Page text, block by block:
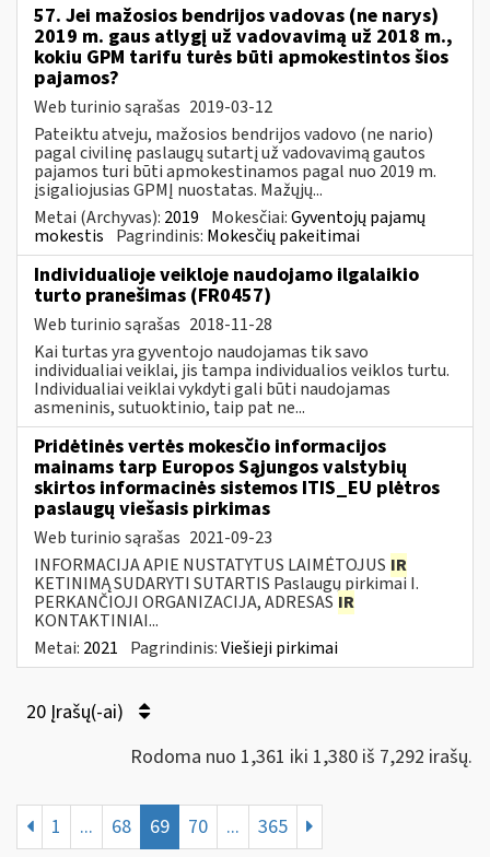
57. Jei mažosios bendrijos vadovas (ne narys)
2019 m. gaus atlygį už vadovavimą už 2018 m.,
kokiu GPM tarifu turės būti apmokestintos šios
pajamos?
Web turinio sąrašas 2019-03-12
Pateiktu atveju, mažosios bendrijos vadovo (ne nario)
pagal civilinę paslaugų sutartį už vadovavimą gautos
pajamos turi būti apmokestinamos pagal nuo 2019 m.
įsigaliojusias GPMĮ nuostatas. Mažųjų...
Metai (Archyvas): 2019 Mokesčiai:Gyventojų pajamų
mokestis Pagrindinis: Mokesčių pakeitimai
Individualioje veikloje naudojamo ilgalaikio
turto pranešimas (FR0457)
Web turinio sąrašas 2018-11-28
Kai turtas yra gyventojo naudojamas tik savo
individualiai veiklai, jis tampa individualios veiklos turtu.
Individualiai veiklai vykdyti gali būti naudojamas
asmeninis, sutuoktinio, taip pat ne...
Pridėtinės vertės mokesčio informacijos
mainams tarp Europos Sąjungos valstybių
skirtos informacinės sistemos ITIS_EU plėtros
paslaugų viešasis pirkimas
Web turinio sąrašas 2021-09-23
INFORMACIJA APIE NUSTATYTUS LAIMĖTOJUS IR
KETINIMĄ SUDARYTI SUTARTIS Paslaugų pirkimai I.
PERKANČIOJI ORGANIZACIJA, ADRESAS IR
KONTAKTINIAI...
Metai: 2021 Pagrindinis:Viešieji pirkimai
20 Įrašų(-ai)
Rodoma nuo 1,361 iki 1,380 iš 7,292 irašų.
1 ... 68 69 70 ... 365